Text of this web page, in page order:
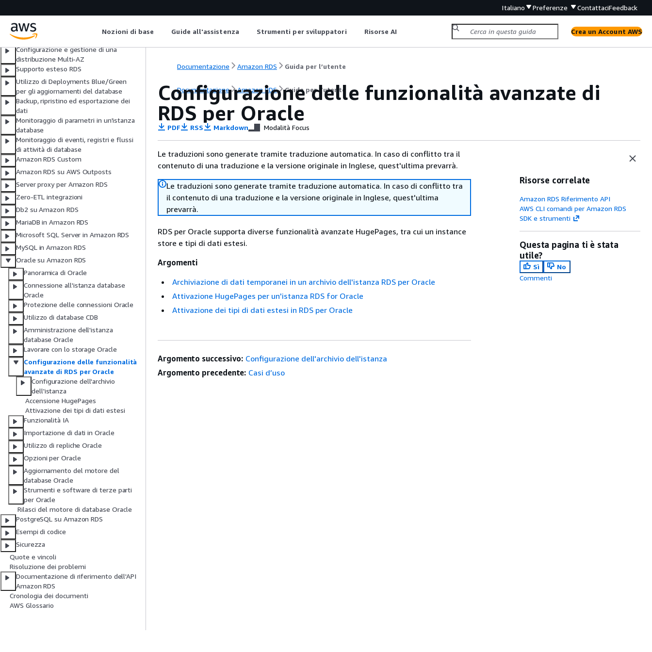
Italiano Preferenze ContattaciFeedback
Nozioni di base Guide all'assistenza Strumenti per sviluppatori Risorse AI Crea un Account AWS
RDS
Configurazione di un'istanza database
Gestione di un'istanza database
Configurazione e gestione di una
distribuzione Multi-AZ
Supporto esteso RDS
Utilizzo di Deployments Blue/Green
per gli aggiornamenti del database
Backup, ripristino ed esportazione dei
dati
Monitoraggio di parametri in un'istanza
database
Monitoraggio di eventi, registri e flussi
di attività di database
Amazon RDS Custom
Amazon RDS su AWS Outposts
Server proxy per Amazon RDS
Zero-ETL integrazioni
Db2 su Amazon RDS
MariaDB in Amazon RDS
Microsoft SQL Server in Amazon RDS
MySQL in Amazon RDS
Oracle su Amazon RDS
Panoramica di Oracle
Connessione all'istanza database
Oracle
Protezione delle connessioni Oracle
Utilizzo di database CDB
Amministrazione dell'istanza
database Oracle
Lavorare con lo storage Oracle
Configurazione delle funzionalità
avanzate di RDS per Oracle
Configurazione dell'archivio
dell'istanza
Accensione HugePages
Attivazione dei tipi di dati estesi
Funzionalità IA
Importazione di dati in Oracle
Utilizzo di repliche Oracle
Opzioni per Oracle
Aggiornamento del motore del
database Oracle
Strumenti e software di terze parti
per Oracle
Rilasci del motore di database Oracle
PostgreSQL su Amazon RDS
Esempi di codice
Sicurezza
Quote e vincoli
Risoluzione dei problemi
Documentazione di riferimento dell'API
Amazon RDS
Cronologia dei documenti
AWS Glossario
Documentazione Amazon RDS Guida per l’utente
Documentazione Amazon RDS Guida per l’utente
Configurazione delle funzionalità avanzate di
RDS per Oracle
PDF RSS Markdown Modalità Focus
Le traduzioni sono generate tramite traduzione automatica. In caso di conflitto tra il
contenuto di una traduzione e la versione originale in Inglese, quest'ultima prevarrà.
Le traduzioni sono generate tramite traduzione automatica. In caso di conflitto tra
il contenuto di una traduzione e la versione originale in Inglese, quest'ultima
prevarrà.
RDS per Oracle supporta diverse funzionalità avanzate HugePages, tra cui un instance
store e tipi di dati estesi.
Argomenti
Archiviazione di dati temporanei in un archivio dell'istanza RDS per Oracle
Attivazione HugePages per un'istanza RDS for Oracle
Attivazione dei tipi di dati estesi in RDS per Oracle
Risorse correlate
Amazon RDS Riferimento API
AWS CLI comandi per Amazon RDS
SDK e strumenti
Questa pagina ti è stata
utile?
Sì
No
Commenti
Argomento successivo: Configurazione dell'archivio dell'istanza
Argomento precedente: Casi d’uso